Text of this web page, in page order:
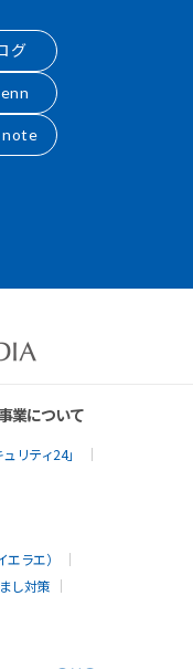
グ
note
業について
リティ24」
ラエ）
し対策